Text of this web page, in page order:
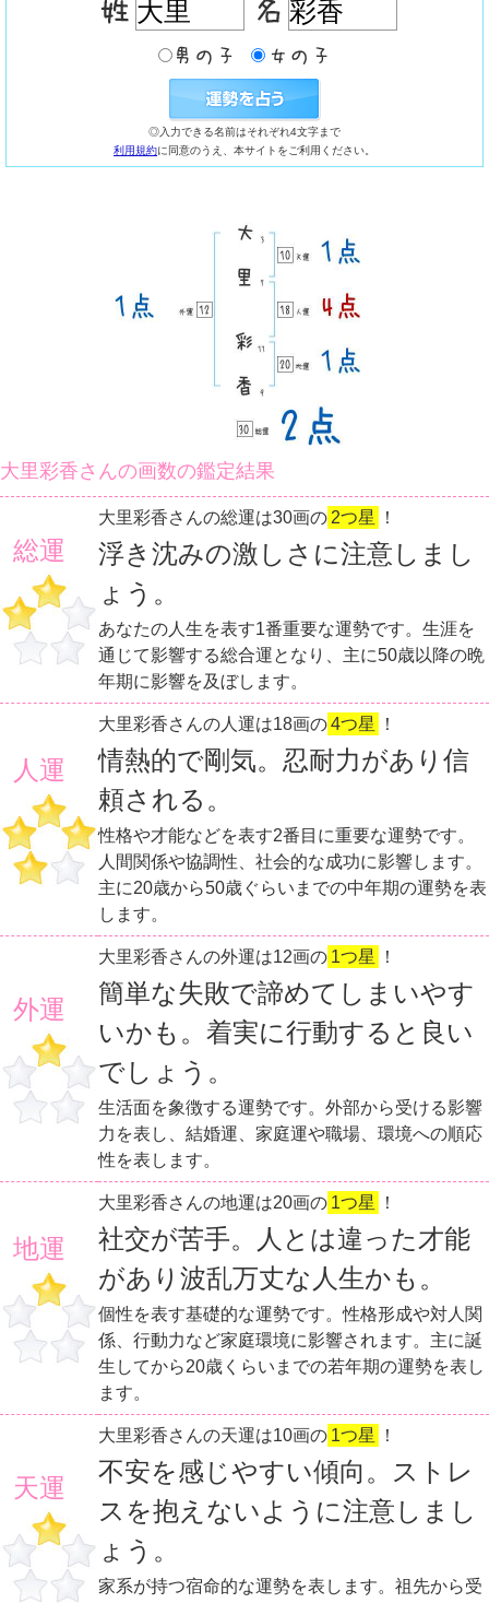
◎入力できる名前はそれぞれ4文字まで
利用規約に同意のうえ、本サイトをご利用ください。
大里彩香さんの画数の鑑定結果
総運
大里彩香さんの総運は30画の 2つ星 ！
浮き沈みの激しさに注意しまし
ょう。
あなたの人生を表す1番重要な運勢です。生涯を
通じて影響する総合運となり、主に50歳以降の晩
年期に影響を及ぼします。
人運
大里彩香さんの人運は18画の4つ星 ！
情熱的で剛気。忍耐力があり信
頼される。
性格や才能などを表す2番目に重要な運勢です。
人間関係や協調性、社会的な成功に影響します。
主に20歳から50歳ぐらいまでの中年期の運勢を表
します。
外運
大里彩香さんの外運は12画の 1つ星 ！
簡単な失敗で諦めてしまいやす
いかも。着実に行動すると良い
でしょう。
生活面を象徴する運勢です。外部から受ける影響
力を表し、結婚運、家庭運や職場、環境への順応
性を表します。
地運
大里彩香さんの地運は20画の 1つ星 ！
社交が苦手。人とは違った才能
があり波乱万丈な人生かも。
個性を表す基礎的な運勢です。性格形成や対人関
係、行動力など家庭環境に影響されます。主に誕
生してから20歳くらいまでの若年期の運勢を表し
ます。
天運
大里彩香さんの天運は10画の 1つ星 ！
不安を感じやすい傾向。ストレ
スを抱えないように注意しまし
ょう。
家系が持つ宿命的な運勢を表します。祖先から受